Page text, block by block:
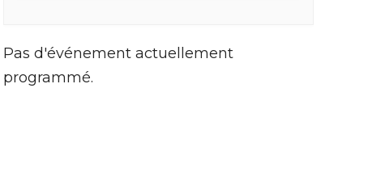
Pas d'événement actuellement
programmé.